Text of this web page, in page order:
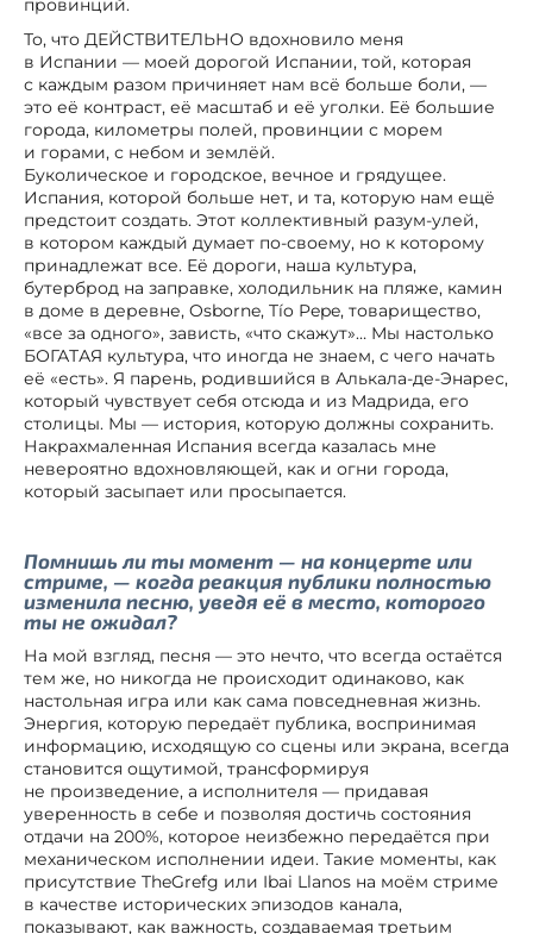
провинций.
То, что ДЕЙСТВИТЕЛЬНО вдохновило меня
в Испании — моей дорогой Испании, той, которая
с каждым разом причиняет нам всё больше боли, —
это её контраст, её масштаб и её уголки. Её большие
города, километры полей, провинции с морем
и горами, с небом и землёй.
Буколическое и городское, вечное и грядущее.
Испания, которой больше нет, и та, которую нам ещё
предстоит создать. Этот коллективный разум-улей,
в котором каждый думает по-своему, но к которому
принадлежат все. Её дороги, наша культура,
бутерброд на заправке, холодильник на пляже, камин
в доме в деревне, Osborne, Tío Pepe, товарищество,
«все за одного», зависть, «что скажут»… Мы настолько
БОГАТАЯ культура, что иногда не знаем, с чего начать
её «есть». Я парень, родившийся в Алькала-де-Энарес,
который чувствует себя отсюда и из Мадрида, его
столицы. Мы — история, которую должны сохранить.
Накрахмаленная Испания всегда казалась мне
невероятно вдохновляющей, как и огни города,
который засыпает или просыпается.
Помнишь ли ты момент — на концерте или
стриме, — когда реакция публики полностью
изменила песню, уведя её в место, которого
ты не ожидал?
На мой взгляд, песня — это нечто, что всегда остаётся
тем же, но никогда не происходит одинаково, как
настольная игра или как сама повседневная жизнь.
Энергия, которую передаёт публика, воспринимая
информацию, исходящую со сцены или экрана, всегда
становится ощутимой, трансформируя
не произведение, а исполнителя — придавая
уверенность в себе и позволяя достичь состояния
отдачи на 200%, которое неизбежно передаётся при
механическом исполнении идеи. Такие моменты, как
присутствие TheGrefg или Ibai Llanos на моём стриме
в качестве исторических эпизодов канала,
показывают, как важность, создаваемая третьим